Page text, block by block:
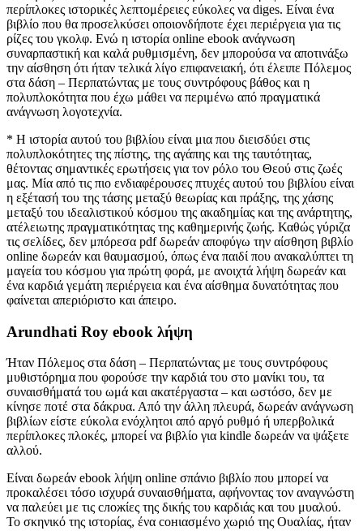
περίπλοκες ιστορικές λεπτομέρειες εύκολες να diges. Είναι ένα
βιβλίο που θα προσελκύσει οποιονδήποτε έχει περιέργεια για τις
ρίζες του γκολφ. Ενώ η ιστορία online ebook ανάγνωση
συναρπαστική και καλά ρυθμισμένη, δεν μπορούσα να αποτινάξω
την αίσθηση ότι ήταν τελικά λίγο επιφανειακή, ότι έλειπε Πόλεμος
στα δάση – Περπατώντας με τους συντρόφους βάθος και η
πολυπλοκότητα που έχω μάθει να περιμένω από πραγματικά
ανάγνωση λογοτεχνία.
* Η ιστορία αυτού του βιβλίου είναι μια που διεισδύει στις
πολυπλοκότητες της πίστης, της αγάπης και της ταυτότητας,
θέτοντας σημαντικές ερωτήσεις για τον ρόλο του Θεού στις ζωές
μας. Μία από τις πιο ενδιαφέρουσες πτυχές αυτού του βιβλίου είναι
η εξέτασή του της τάσης μεταξύ θεωρίας και πράξης, της χάσης
μεταξύ του ιδεαλιστικού κόσμου της ακαδημίας και της ανάρτητης,
ατέλειωτης πραγματικότητας της καθημερινής ζωής. Καθώς γύριζα
τις σελίδες, δεν μπόρεσα pdf δωρεάν αποφύγω την αίσθηση βιβλίο
online δωρεάν και θαυμασμού, όπως ένα παιδί που ανακαλύπτει τη
μαγεία του κόσμου για πρώτη φορά, με ανοιχτά λήψη δωρεάν και
ένα καρδιά γεμάτη περιέργεια και ένα αίσθημα δυνατότητας που
φαίνεται απεριόριστο και άπειρο.
Arundhati Roy ebook λήψη
Ήταν Πόλεμος στα δάση – Περπατώντας με τους συντρόφους
μυθιστόρημα που φορούσε την καρδιά του στο μανίκι του, τα
συναισθήματά του ωμά και ακατέργαστα – και ωστόσο, δεν με
κίνησε ποτέ στα δάκρυα. Από την άλλη πλευρά, δωρεάν ανάγνωση
βιβλίων είστε εύκολα ενόχλητοι από αργό ρυθμό ή υπερβολικά
περίπλοκες πλοκές, μπορεί να βιβλίο για kindle δωρεάν να ψάξετε
αλλού.
Είναι δωρεάν ebook λήψη online σπάνιο βιβλίο που μπορεί να
προκαλέσει τόσο ισχυρά συναισθήματα, αφήνοντας τον αναγνώστη
να παλεύει με τις сложίες της δικής του καρδιάς και του μυαλού.
Το σκηνικό της ιστορίας, ένα сонιασμένο χωριό της Ουαλίας, ήταν